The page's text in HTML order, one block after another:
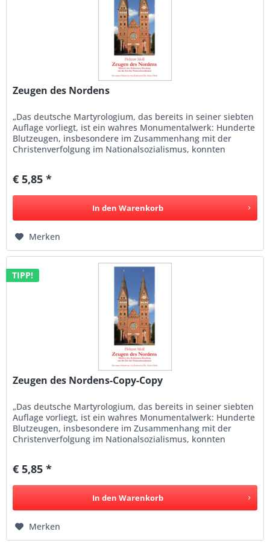
Zeugen des Nordens
„Das deutsche Martyrologium, das bereits in seiner siebten
Auflage vorliegt, ist ein wahres Monumentalwerk: Hunderte
Blutzeugen, insbesondere im Zusammenhang mit der
Christenverfolgung im Nationalsozialismus, konnten
€ 5,85 *
In den Warenkorb
Merken
TIPP!
Zeugen des Nordens-Copy-Copy
„Das deutsche Martyrologium, das bereits in seiner siebten
Auflage vorliegt, ist ein wahres Monumentalwerk: Hunderte
Blutzeugen, insbesondere im Zusammenhang mit der
Christenverfolgung im Nationalsozialismus, konnten
€ 5,85 *
In den Warenkorb
Merken